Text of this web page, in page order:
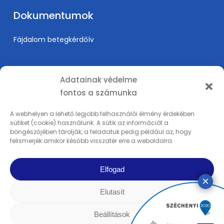
Adatainak védelme
fontos a számunka
A webhelyen a lehető legjobb felhasználói élmény érdekében
sütiket (cookie) használunk. A sütik az információt a
böngészőjében tárolják, a feladatuk pedig például az, hogy
felismerjék amikor később visszatér erre a weboldalra.
Elfogad
Elutasít
Beállítások
Dokumentumok
Fájdalom betegkérdőív
Információk
Karrier
Orvosképzés
Adatkezelési tájékoztató
© 2025 PSI Fájdalomklinika - REMP-MED Kft. | Minden tartalom szerzői jog
alatt áll. | Minden jog fenntartva | Készítette a
Rowww Design